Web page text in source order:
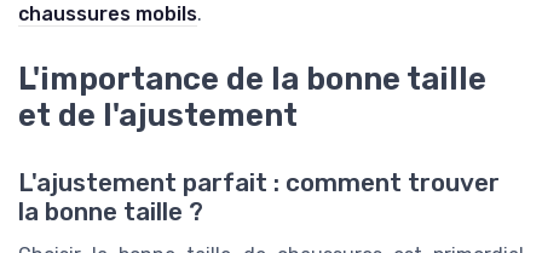
chaussures mobils.
L'importance de la bonne taille
et de l'ajustement
L'ajustement parfait : comment trouver
la bonne taille ?